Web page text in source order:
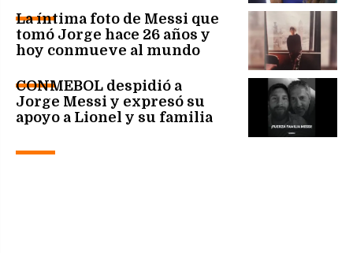
La íntima foto de Messi que
tomó Jorge hace 26 años y
hoy conmueve al mundo
CONMEBOL despidió a
Jorge Messi y expresó su
apoyo a Lionel y su familia